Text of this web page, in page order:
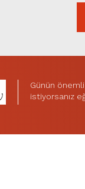
Günün
istiyorsanız